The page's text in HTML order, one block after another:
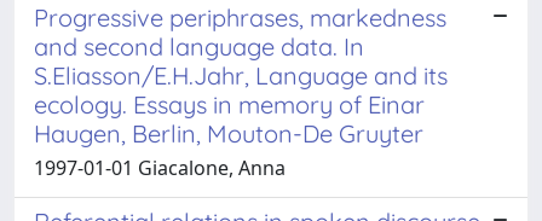
Progressive periphrases, markedness
and second language data. In
S.Eliasson/E.H.Jahr, Language and its
ecology. Essays in memory of Einar
Haugen, Berlin, Mouton-De Gruyter
1997-01-01 Giacalone, Anna